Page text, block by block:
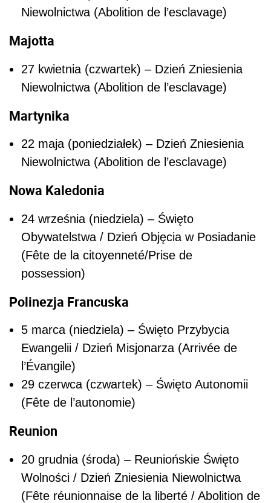
Niewolnictwa (Abolition de l’esclavage)
Majotta
27 kwietnia (czwartek) – Dzień Zniesienia
Niewolnictwa (Abolition de l’esclavage)
Martynika
22 maja (poniedziałek) – Dzień Zniesienia
Niewolnictwa (Abolition de l’esclavage)
Nowa Kaledonia
24 września (niedziela) – Święto
Obywatelstwa / Dzień Objęcia w Posiadanie
(Fête de la citoyenneté/Prise de
possession)
Polinezja Francuska
5 marca (niedziela) – Święto Przybycia
Ewangelii / Dzień Misjonarza (Arrivée de
l’Évangile)
29 czerwca (czwartek) – Święto Autonomii
(Fête de l’autonomie)
Reunion
20 grudnia (środa) – Reuniońskie Święto
Wolności / Dzień Zniesienia Niewolnictwa
(Fête réunionnaise de la liberté / Abolition de